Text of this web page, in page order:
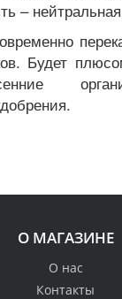
–
Будет
О МАГАЗИНЕ
О нас
Контакты